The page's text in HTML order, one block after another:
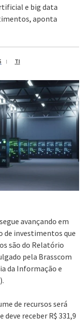
e big data
aponta
TI
avançando em
de investimentos que
são do Relatório
pela Brasscom
da Informação e
de recursos será
receber R$ 331,9